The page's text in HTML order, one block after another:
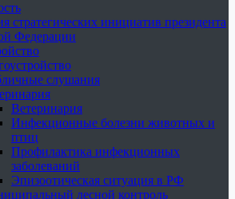
стратегических инициатив президента
Федерации
слушания
Ветеринария
Инфекционные болезни животных и
птиц
Профилактика инфекционных
заболеваний
Эпизоотическая ситуация в РФ
лесной контроль